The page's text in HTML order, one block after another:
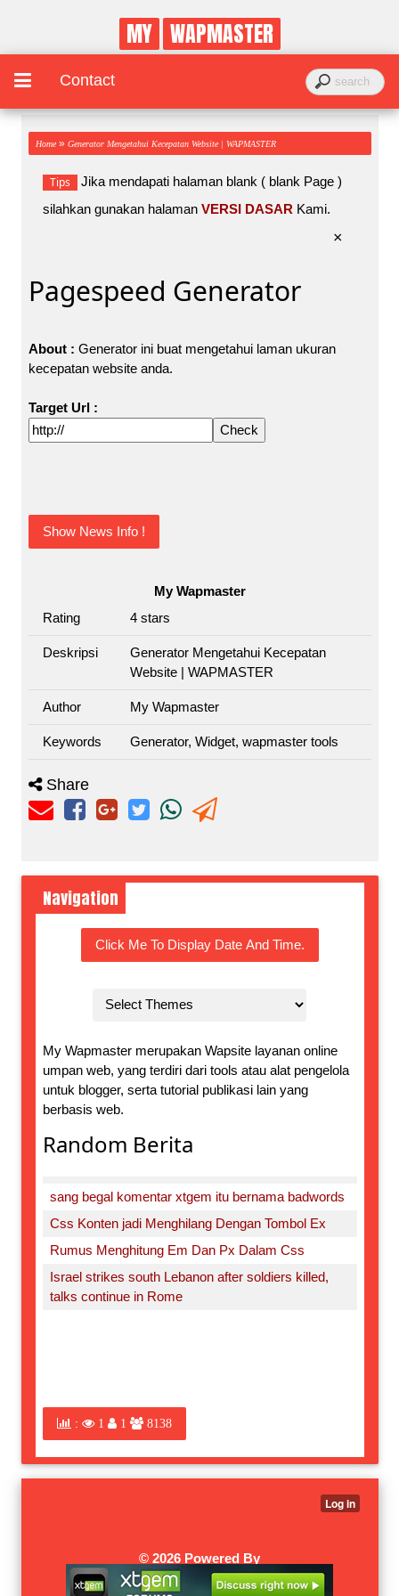
MY WAPMASTER
Contact
Home » Generator Mengetahui Kecepatan Website | WAPMASTER
Tips
Jika mendapati halaman blank ( blank Page )
silahkan gunakan halaman VERSI DASAR Kami.
×
Pagespeed Generator
About : Generator ini buat mengetahui laman ukuran
kecepatan website anda.
Target Url :
Show News Info !
My Wapmaster
Rating
4 stars
Deskripsi
Generator Mengetahui Kecepatan
Website | WAPMASTER
Author My Wapmaster
Keywords Generator, Widget, wapmaster tools
Share
Navigation
Click Me To Display Date And Time.
My Wapmaster merupakan Wapsite layanan online
umpan web, yang terdiri dari tools atau alat pengelola
untuk blogger, serta tutorial publikasi lain yang
berbasis web.
Random Berita
sang begal komentar xtgem itu bernama badwords
Css Konten jadi Menghilang Dengan Tombol Ex
Rumus Menghitung Em Dan Px Dalam Css
Israel strikes south Lebanon after soldiers killed,
talks continue in Rome
: 1 1 8138
© 2026 Powered By
XTGEM.COM
W3SCHOOLS